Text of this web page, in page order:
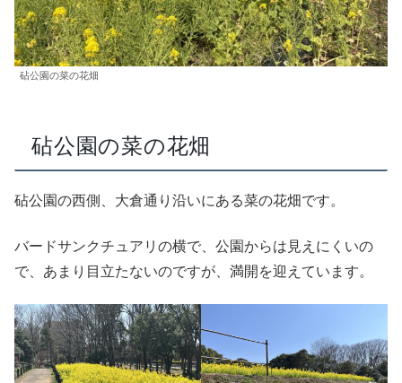
砧公園の菜の花畑
砧公園の菜の花畑
砧公園の西側、大倉通り沿いにある菜の花畑です。
バードサンクチュアリの横で、公園からは見えにくいの
で、あまり目立たないのですが、満開を迎えています。